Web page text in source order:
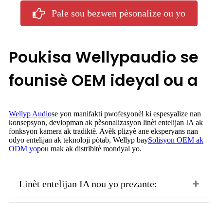
Pale sou bezwen pèsonalize ou yo
Poukisa Wellypaudio se
founisè OEM ideyal ou a
Wellyp Audiose yon manifakti pwofesyonèl ki espesyalize nan
konsepsyon, devlopman ak pèsonalizasyon linèt entelijan IA ak
fonksyon kamera ak tradiktè. Avèk plizyè ane eksperyans nan
odyo entelijan ak teknoloji pòtab, Wellyp baySolisyon OEM ak
ODM yopou mak ak distribitè mondyal yo.
Linèt entelijan IA nou yo prezante: